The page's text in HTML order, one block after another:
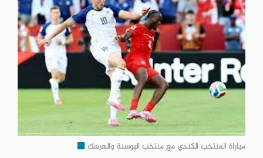
مباراة المنتخب الكندي مع منتخب البوسنة والهرسك